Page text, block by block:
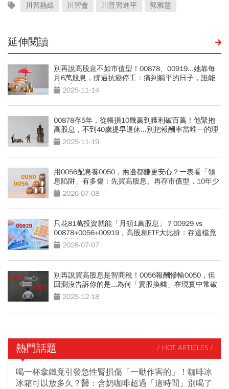
川習熱線 川習會 川普習進平 郭雅慧
延伸閱讀
別再說高股息不如市值型！00878、00919...她靠每
月6萬股息，撐過抗癌停工：痛到躺平的日子，誰能
看盤賣股？
2025-11-14
00878存5年，從帳損10幾萬到獲利破百萬！他緊抱
高股息，不到40歲提早退休...別把報酬率當唯一的理
由 2025-11-19
用0056配息養0050，兩邊都賺更安心？一表看「領
息陷阱」有多傷：先買高股息、再存市值型，10年少
賺330萬
2026-07-08
只花81萬投資就能「月領1萬股息」？00929 vs
00878+0056+00919，高股息ETF大比拚：存這檔竟
能「少花30萬本金」
2026-07-07
別再說買高股息是智商稅！0056報酬慘輸0050，但
回測沒告訴你的是...為何「賣股換錢」在現實中常破
功 2025-12-18
熱門話題 / HOT ARTICLES /
喝一杯拿鐵竟引發急性腎損傷「一動作害的」！咖啡冰
冰箱可以放多久？醫：含奶咖啡超過「這時間」別喝了